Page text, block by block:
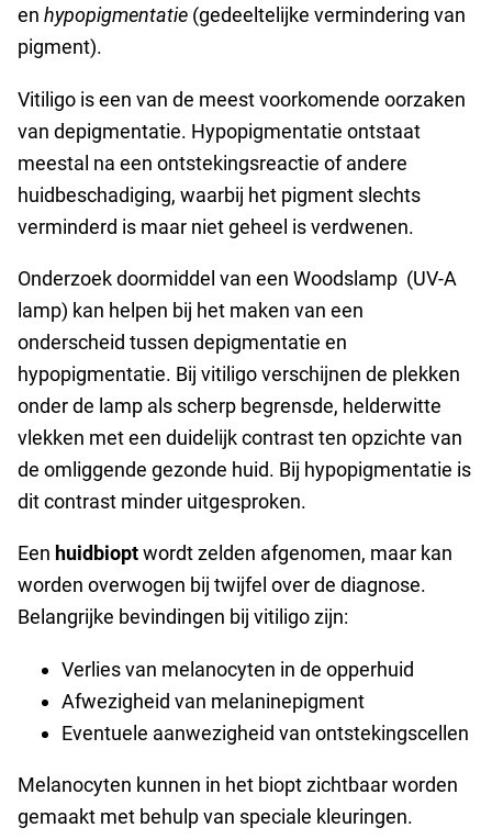
en hypopigmentatie (gedeeltelijke vermindering van
pigment).
Vitiligo is een van de meest voorkomende oorzaken
van depigmentatie. Hypopigmentatie ontstaat
meestal na een ontstekingsreactie of andere
huidbeschadiging, waarbij het pigment slechts
verminderd is maar niet geheel is verdwenen.
Onderzoek doormiddel van een Woodslamp (UV-A
lamp) kan helpen bij het maken van een
onderscheid tussen depigmentatie en
hypopigmentatie. Bij vitiligo verschijnen de plekken
onder de lamp als scherp begrensde, helderwitte
vlekken met een duidelijk contrast ten opzichte van
de omliggende gezonde huid. Bij hypopigmentatie is
dit contrast minder uitgesproken.
Een huidbioptwordt zelden afgenomen, maar kan
worden overwogen bij twijfel over de diagnose.
Belangrijke bevindingen bij vitiligo zijn:
Verlies van melanocyten in de opperhuid
Afwezigheid van melaninepigment
Eventuele aanwezigheid van ontstekingscellen
Melanocyten kunnen in het biopt zichtbaar worden
gemaakt met behulp van speciale kleuringen.